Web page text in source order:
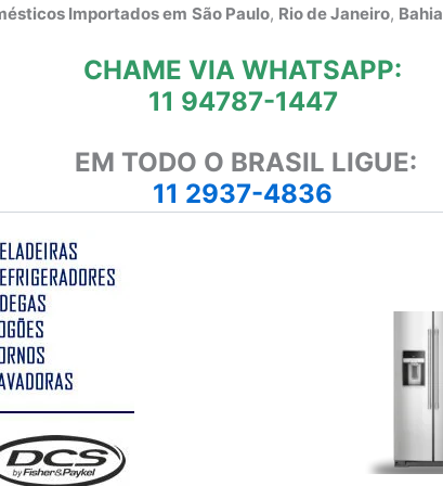
Importados em São Paulo, Rio de Janeiro, Bahia
CHAME VIA WHATSAPP:
11 94787-1447
EM TODO O BRASIL LIGUE:
11 2937-4836